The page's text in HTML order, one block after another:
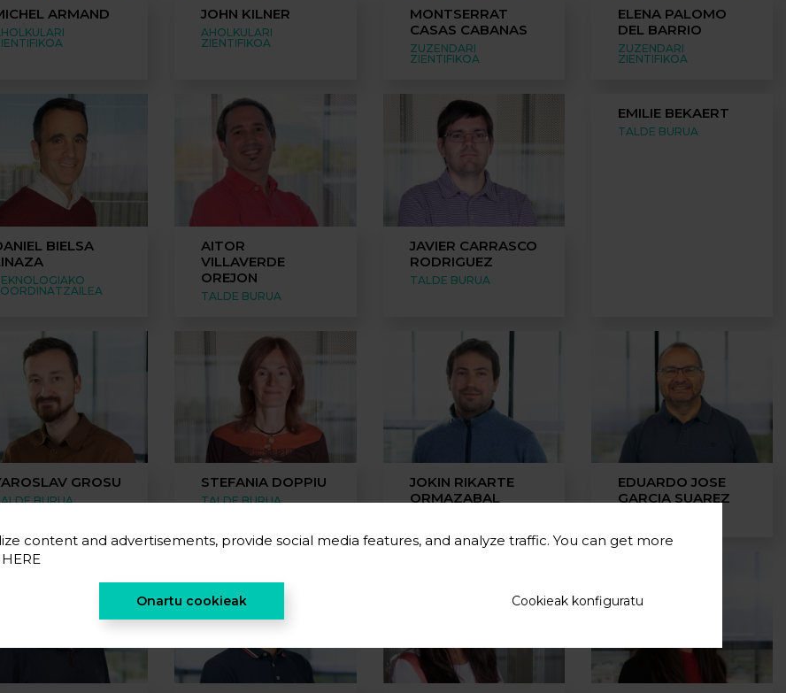
ARMAND JOHN KILNER
AHOLKULARI
ZIENTIFIKOA
MONTSERRAT
CASAS CABANAS
ZUZENDARI
ZIENTIFIKOA
ELENA PALOMO
DEL BARRIO
ZUZENDARI
ZIENTIFIKOA
BIELSA
AITOR
VILLAVERDE
OREJON
TALDE BURUA
JAVIER CARRASCO
RODRIGUEZ
TALDE BURUA
EMILIE BEKAERT
TALDE BURUA
GROSU
BURUA
STEFANIA DOPPIU
TALDE BURUA
JOKIN RIKARTE
ORMAZABAL
EDUARDO JOSE
GARCIA SUAREZ
content and advertisements, provide social media features, and analyze traffic. You can get more
HERE
Onartu cookieak Cookieak konfiguratu